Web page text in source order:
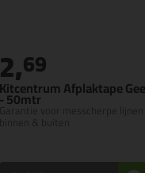
Kitcentrum Afplaktape
- 50mtr
Garantie voor messcherpe lijnen
2,69